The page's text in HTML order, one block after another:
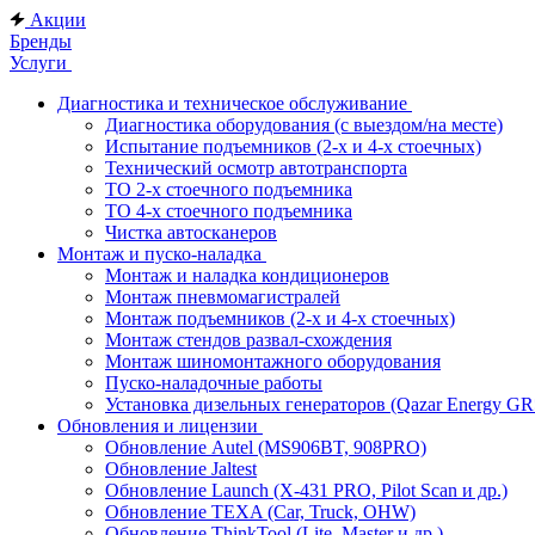
Акции
Бренды
Услуги
Диагностика и техническое обслуживание
Диагностика оборудования (с выездом/на месте)
Испытание подъемников (2-х и 4-х стоечных)
Технический осмотр автотранспорта
ТО 2-х стоечного подъемника
ТО 4-х стоечного подъемника
Чистка автосканеров
Монтаж и пуско-наладка
Монтаж и наладка кондиционеров
Монтаж пневмомагистралей
Монтаж подъемников (2-х и 4-х стоечных)
Монтаж стендов развал-схождения
Монтаж шиномонтажного оборудования
Пуско-наладочные работы
Установка дизельных генераторов (Qazar Energy
Обновления и лицензии
Обновление Autel (MS906BT, 908PRO)
Обновление Jaltest
Обновление Launch (X-431 PRO, Pilot Scan и др.)
Обновление TEXA (Car, Truck, OHW)